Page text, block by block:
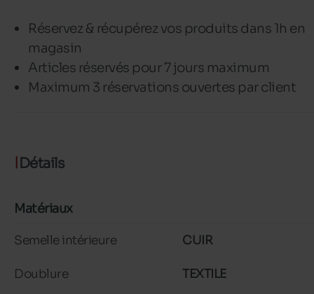
Réservez & récupérez vos produits dans 1h en
magasin
Articles réservés pour 7 jours maximum
Maximum 3 réservations ouvertes par client
Détails
Matériaux
Semelle intérieure CUIR
Doublure TEXTILE